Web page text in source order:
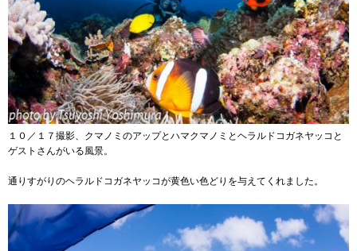
１０／１７撮影、クマノミのアップとハマクマノミとヘラルドコガネヤッコと
ゲストさんがいる風景。
通りすがりのヘラルドコガネヤッコが黄色い色どりを与えてくれました。